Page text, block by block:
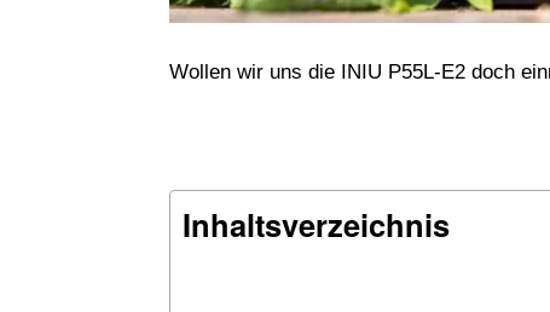
Wollen wir uns die INIU P55L-E2 doch
Inhaltsverzeichnis